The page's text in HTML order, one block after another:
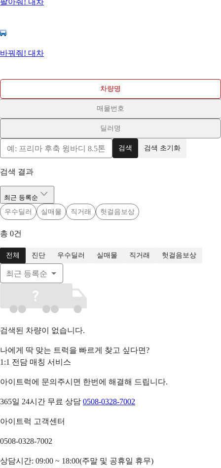
팔아줘! 내차
바꿔줘! 대차
차량명
매물번호
딜러명
검색 검색 초기화
검색 결과
최근 등록순
우수딜러
실매물 직거래 헛걸음보상
총 0건
전체 진단 우수딜러 실매물 직거래 헛걸음보상
최근 등록순
검색된 차량이 없습니다.
나에게 딱 맞는 트럭을 빠르게 찾고 싶다면?
1:1 전담 매칭 서비스
아이트럭에 문의주시면 한번에 해결해 드립니다.
365일 24시간 무료 상담 0508-0328-7002
아이트럭 고객센터
0508-0328-7002
상담시간: 09:00 ~ 18:00(주말 및 공휴일 휴무)